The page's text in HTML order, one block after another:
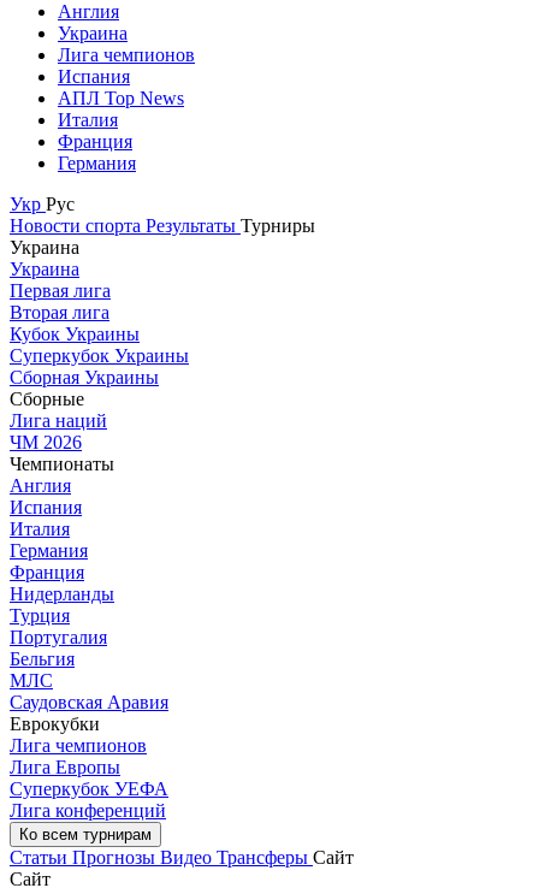
Англия
Украина
Лига чемпионов
Испания
АПЛ Top News
Италия
Франция
Германия
Укр Рус
Новости спорта Результаты Турниры
Украина
Украина
Первая лига
Вторая лига
Кубок Украины
Суперкубок Украины
Сборная Украины
Сборные
Лига наций
ЧМ 2026
Чемпионаты
Англия
Испания
Италия
Германия
Франция
Нидерланды
Турция
Португалия
Бельгия
МЛС
Саудовская Аравия
Еврокубки
Лига чемпионов
Лига Европы
Суперкубок УЕФА
Лига конференций
Ко всем турнирам
Статьи Прогнозы Видео Трансферы Сайт
Сайт